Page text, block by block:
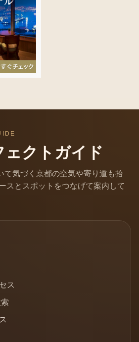
ェクトガイド
て気づく京都の空気や寄り道も拾
スとスポットをつなげて案内して
ス